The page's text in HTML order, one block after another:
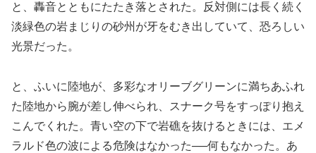
と、轟音とともにたたき落とされた。反対側には長く続く
淡緑色の岩まじりの砂州が牙をむき出していて、恐ろしい
光景だった。
と、ふいに陸地が、多彩なオリーブグリーンに満ちあふれ
た陸地から腕が差し伸べられ、スナーク号をすっぽり抱え
こんでくれた。青い空の下で岩礁を抜けるときには、エメ
ラルド色の波による危険はなかった──何もなかった。あ